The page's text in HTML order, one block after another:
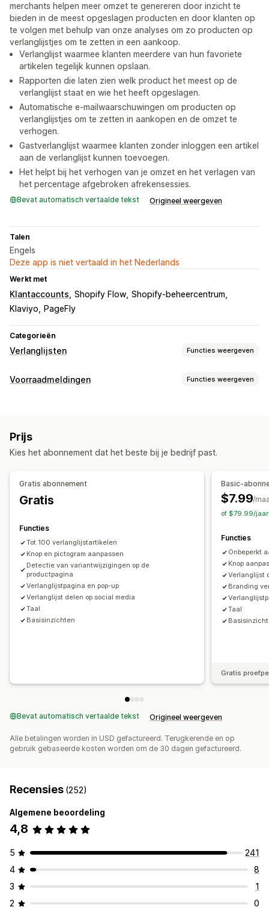
merchants helpen meer omzet te genereren door inzicht te
bieden in de meest opgeslagen producten en door klanten op
te volgen met behulp van onze analyses om zo producten op
verlanglijstjes om te zetten in een aankoop.
Verlanglijst waarmee klanten meerdere van hun favoriete
artikelen tegelijk kunnen opslaan.
Rapporten die laten zien welk product het meest op de
verlanglijst staat en wie het heeft opgeslagen.
Automatische e-mailwaarschuwingen om producten op
verlanglijstjes om te zetten in aankopen en de omzet te
verhogen.
Gastverlanglijst waarmee klanten zonder inloggen een artikel
aan de verlanglijst kunnen toevoegen.
Het helpt bij het verhogen van je omzet en het verlagen van
het percentage afgebroken afrekensessies.
Bevat automatisch vertaalde tekst Origineel weergeven
Talen
Engels
Deze app is niet vertaald in het Nederlands
Werkt met
Klantaccounts Shopify Flow Shopify-beheercentrum
Klaviyo
PageFly
Categorieën
Verlanglijsten Functies weergeven
Lijsttypen
Lijstbeheer
Dashboard
Importeren en exporteren
Aan winkelwagen toevoegen
Aangepaste branding
Meerdere talen
E-mailtemplates
Verkoopmeldingen
Prijsmeldingen Voorraadmeldingen
Voorraadmeldingen Functies weergeven
Weer op voorraad
Niet op voorraad Prijsdaling
Wachtlijsten
Vraag van klanten
Voorraadtracking
Prijs
Kies het abonnement dat het beste bij je bedrijf past.
Gratis abonnement
Gratis
Functies
Tot 100 verlanglijstartikelen
Knop en pictogram aanpassen
Detectie van variantwijzigingen op de
productpagina
Verlanglijstpagina en pop-up
Verlanglijst delen op social media
Taal
Basisinzichten
Basic-
$7.99/
of $79.99/jaar
Functies
Onbeperkt
Knop
Verlanglijst
Branding
Taal
Gratis
Bevat automatisch vertaalde tekst Origineel weergeven
Alle betalingen worden in USD gefactureerd. Terugkerende en op
gebruik gebaseerde kosten worden om de 30 dagen gefactureerd.
Recensies (252)
Algemene beoordeling
4,8
5
241
4
8
3
1
2
0